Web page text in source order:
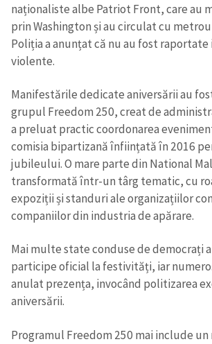
naționaliste albe Patriot Front, care au
prin Washington și au circulat cu
Poliția a anunțat că nu au fost
violente.
Manifestările dedicate aniversării au
grupul Freedom 250, creat de
a preluat practic coordonarea
comisia bipartizană înființată în 2016
jubileului. O mare parte din National
transformată într-un târg tematic, cu
expoziții și standuri ale organizațiilor
companiilor din industria de apărare.
Mai multe state conduse de democrați
participe oficial la festivități, iar
anulat prezența, invocând politizarea
aniversării.
Programul Freedom 250 mai include